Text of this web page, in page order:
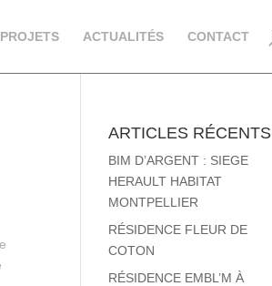
PROJETS ACTUALITÉS CONTACT
ARTICLES RÉCENTS
BIM D’ARGENT : SIEGE
HERAULT HABITAT
MONTPELLIER
RÉSIDENCE FLEUR DE
COTON
RÉSIDENCE EMBL’M À